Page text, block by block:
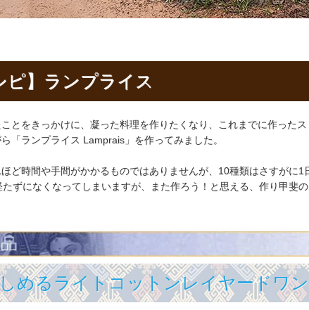
ピ】ランプライス
とをきっかけに、凝った料理を作りたくなり、これまでに作った
「ランプライス Lamprais」を作ってみました。
ど時間や手間がかかるものではありませんが、10種類はさすがに
ずになくなってしまいますが、また作ろう！と思える、作り甲斐の
めるライトコットンレイヤードワ